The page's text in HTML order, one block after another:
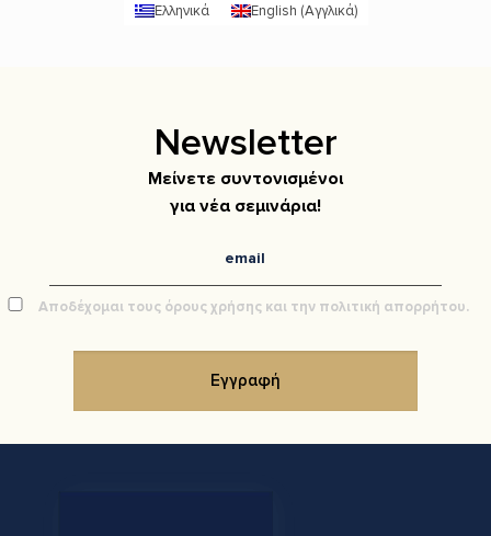
Newsletter
Μείνετε συντονισμένοι
για νέα σεμινάρια!
Αποδέχομαι τους όρους χρήσης και την πολιτική απορρήτου.
Ελληνικά English (Αγγλικά)